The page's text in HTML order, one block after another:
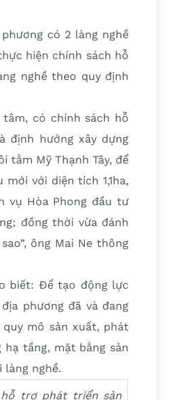
có 2 làng nghề
hiện chính sách hỗ
nghề theo quy định
có chính sách hỗ
định hướng xây dựng
tằm Mỹ Thạnh Tây, để
với diện tích 1,1ha,
vụ Hòa Phong đầu tư
đồng thời vừa đánh
ông Mai Ne thông
biết: Để tạo động lực
phương đã và đang
mô sản xuất, phát
tầng, mặt bằng sản
nghề.
hỗ trợ phát triển sản